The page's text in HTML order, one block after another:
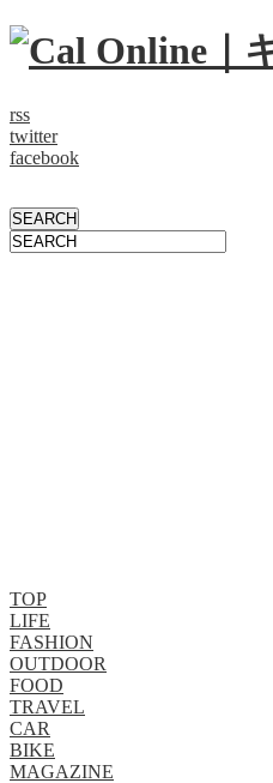
rss
twitter
facebook
TOP
LIFE
FASHION
OUTDOOR
FOOD
TRAVEL
CAR
BIKE
MAGAZINE